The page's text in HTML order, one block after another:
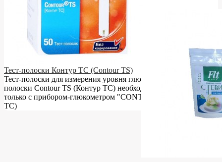
Тест-полоски Контур ТС (Contour TS)
Тест-полоски для измерения уровня глюкозы в крови. Тест-
полоски Contour TS (Контур ТС) необходимо использовать
только с прибором-глюкометром "CONTOUR TS" (Контур
ТС)